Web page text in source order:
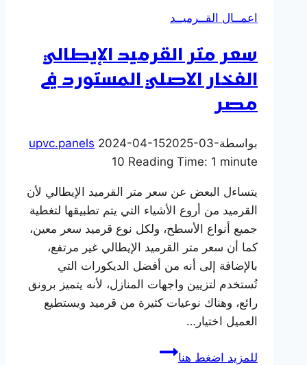
معرج
بديل
القرميد
اعمــال القــرميــد
سعر متر القرميد الإيطالي
الفخار الاصلي المستورد في
مصر
بواسطة upvc.panels 2024-04-152025-03-
10 Reading Time: 1 minute
يتساءل البعض عن سعر متر القرميد الإيطالي لأن
القرميد من أروع الأشياء التي يتم تطبيقها لتغطية
جميع أنواع الأسطح، ولكل نوع قرميد سعر معين،
كما أن سعر متر القرميد الإيطالي غير مرتفع،
بالإضافة إلى أنه من أفضل الديكورات التي
تُستخدم لتزيين واجهات المنازل، لأنه يتميز برونق
رائع، وهناك نوعيات كثيرة من قرميد ويستطيع
العميل اختيار…
للمزيد اضغط هناسعر